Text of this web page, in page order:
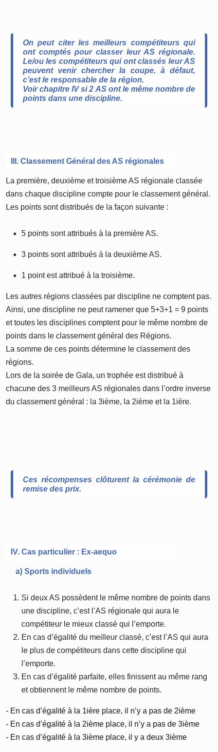
On peut citer les meilleurs compétiteurs qui
ont comptés pour classer leur AS régionale.
Le/ou les compétiteurs qui ont classés leur AS
peuvent venir chercher la coupe, à défaut,
c’est le responsable de la région.
Voir chapitre IV si 2 AS ont le même nombre de
points dans une discipline.
III. Classement Général des AS régionales
La première, deuxième et troisième AS régionale classée
dans chaque discipline compte pour le classement général.
Les points sont distribués de la façon suivante :
5 points sont attribués à la première AS.
3 points sont attribués à la deuxième AS.
1 point est attribué à la troisième.
Les autres régions classées par discipline ne comptent pas.
Ainsi, une discipline ne peut ramener que 5+3+1 = 9 points
et toutes les disciplines comptent pour le même nombre de
points dans le classement général des Régions.
La somme de ces points détermine le classement des
régions.
Lors de la soirée de Gala, un trophée est distribué à
chacune des 3 meilleurs AS régionales dans l’ordre inverse
du classement général : la 3ième, la 2ième et la 1ière.
Ces récompenses clôturent la cérémonie de
remise des prix.
IV. Cas particulier : Ex-aequo
a) Sports individuels
Si deux AS possèdent le même nombre de points dans
une discipline, c’est l’AS régionale qui aura le
compétiteur le mieux classé qui l’emporte.
En cas d’égalité du meilleur classé, c’est l’AS qui aura
le plus de compétiteurs dans cette discipline qui
l’emporte.
En cas d’égalité parfaite, elles finissent au même rang
et obtiennent le même nombre de points.
- En cas d’égalité à la 1ière place, il n’y a pas de 2ième
- En cas d’égalité à la 2ième place, il n’y a pas de 3ième
- En cas d’égalité à la 3ième place, il y a deux 3ième